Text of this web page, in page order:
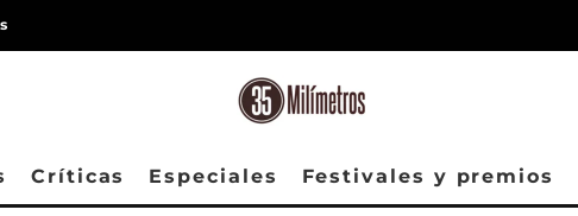
Críticas Especiales Festivales y premios